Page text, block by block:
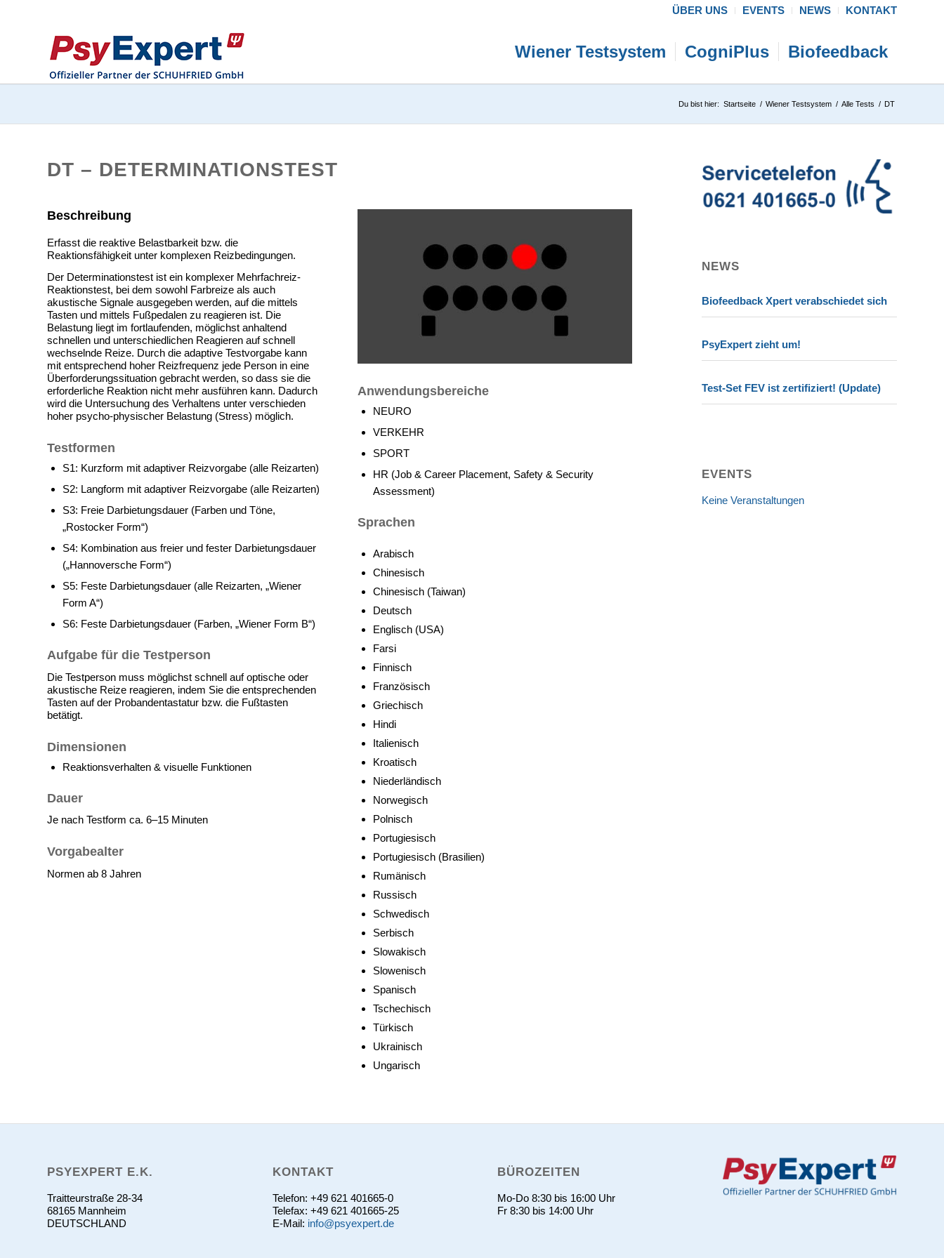
ÜBER UNS EVENTS NEWS KONTAKT
Wiener Testsystem CogniPlus Biofeedback
Du bist hier: Startseite / Wiener Testsystem / Alle Tests / DT
DT – DETERMINATIONSTEST
Beschreibung
Erfasst die reaktive Belastbarkeit bzw. die
Reaktionsfähigkeit unter komplexen Reizbedingungen.
Der Determinationstest ist ein komplexer Mehrfachreiz-
Reaktionstest, bei dem sowohl Farbreize als auch
akustische Signale ausgegeben werden, auf die mittels
Tasten und mittels Fußpedalen zu reagieren ist. Die
Belastung liegt im fortlaufenden, möglichst anhaltend
schnellen und unterschiedlichen Reagieren auf schnell
wechselnde Reize. Durch die adaptive Testvorgabe kann
mit entsprechend hoher Reizfrequenz jede Person in eine
Überforderungssituation gebracht werden, so dass sie die
erforderliche Reaktion nicht mehr ausführen kann. Dadurch
wird die Untersuchung des Verhaltens unter verschieden
hoher psycho-physischer Belastung (Stress) möglich.
Testformen
S1: Kurzform mit adaptiver Reizvorgabe (alle Reizarten)
S2: Langform mit adaptiver Reizvorgabe (alle Reizarten)
S3: Freie Darbietungsdauer (Farben und Töne,
„Rostocker Form“)
S4: Kombination aus freier und fester Darbietungsdauer
(„Hannoversche Form“)
S5: Feste Darbietungsdauer (alle Reizarten, „Wiener
Form A“)
S6: Feste Darbietungsdauer (Farben, „Wiener Form B“)
Aufgabe für die Testperson
Die Testperson muss möglichst schnell auf optische oder
akustische Reize reagieren, indem Sie die entsprechenden
Tasten auf der Probandentastatur bzw. die Fußtasten
betätigt.
Dimensionen
Reaktionsverhalten & visuelle Funktionen
Dauer
Je nach Testform ca. 6–15 Minuten
Vorgabealter
Normen ab 8 Jahren
Anwendungsbereiche
NEURO
VERKEHR
SPORT
HR (Job & Career Placement, Safety & Security
Assessment)
Sprachen
Arabisch
Chinesisch
Chinesisch (Taiwan)
Deutsch
Englisch (USA)
Farsi
Finnisch
Französisch
Griechisch
Hindi
Italienisch
Kroatisch
Niederländisch
Norwegisch
Polnisch
Portugiesisch
Portugiesisch (Brasilien)
Rumänisch
Russisch
Schwedisch
Serbisch
Slowakisch
Slowenisch
Spanisch
Tschechisch
Türkisch
Ukrainisch
Ungarisch
NEWS
Biofeedback Xpert verabschiedet sich
PsyExpert zieht um!
Test-Set FEV ist zertifiziert! (Update)
EVENTS
Keine Veranstaltungen
PSYEXPERT E.K.
Traitteurstraße 28-34
68165 Mannheim
DEUTSCHLAND
KONTAKT
Telefon: +49 621 401665-0
Telefax: +49 621 401665-25
E-Mail: info@psyexpert.de
BÜROZEITEN
Mo-Do 8:30 bis 16:00 Uhr
Fr 8:30 bis 14:00 Uhr